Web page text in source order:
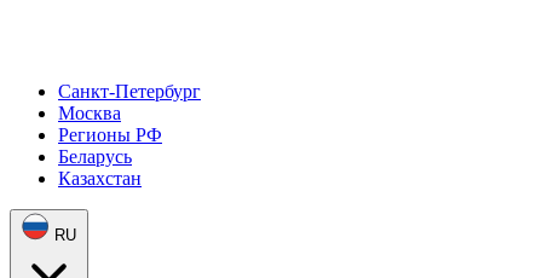
Санкт-Петербург
Москва
Регионы РФ
Беларусь
Казахстан
RU